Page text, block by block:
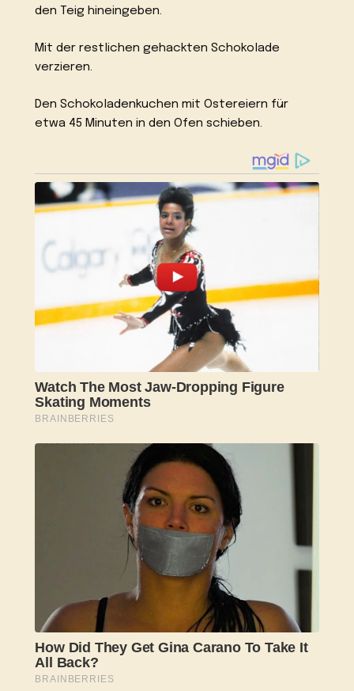
den Teig hineingeben.
Mit der restlichen gehackten Schokolade
verzieren.
Den Schokoladenkuchen mit Ostereiern für
etwa 45 Minuten in den Ofen schieben.